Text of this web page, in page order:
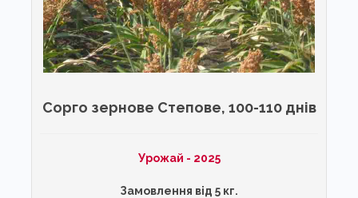
Сорго зернове Степове, 100-110 днів
Урожай - 2025
Замовлення від 5 кг.